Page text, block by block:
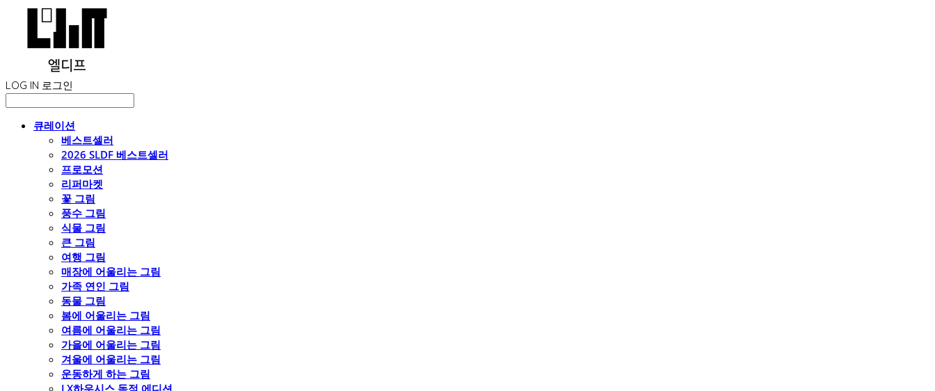
LOG IN 로그인
큐레이션
베스트셀러
2026 SLDF 베스트셀러
프로모션
리퍼마켓
꽃 그림
풍수 그림
식물 그림
큰 그림
여행 그림
매장에 어울리는 그림
가족 연인 그림
동물 그림
봄에 어울리는 그림
여름에 어울리는 그림
가을에 어울리는 그림
겨울에 어울리는 그림
운동하게 하는 그림
LX하우시스 독점 에디션